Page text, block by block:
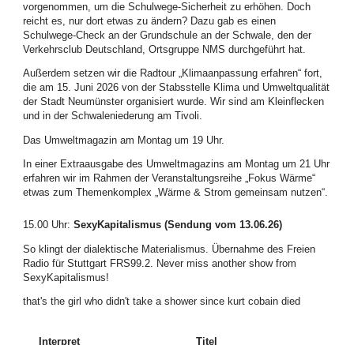
vorgenommen, um die Schulwege-Sicherheit zu erhöhen. Doch
reicht es, nur dort etwas zu ändern? Dazu gab es einen
Schulwege-Check an der Grundschule an der Schwale, den der
Verkehrsclub Deutschland, Ortsgruppe NMS durchgeführt hat.
Außerdem setzen wir die Radtour „Klimaanpassung erfahren“ fort,
die am 15. Juni 2026 von der Stabsstelle Klima und Umweltqualität
der Stadt Neumünster organisiert wurde. Wir sind am Kleinflecken
und in der Schwaleniederung am Tivoli.
Das Umweltmagazin am Montag um 19 Uhr.
In einer Extraausgabe des Umweltmagazins am Montag um 21 Uhr
erfahren wir im Rahmen der Veranstaltungsreihe „Fokus Wärme“
etwas zum Themenkomplex „Wärme & Strom gemeinsam nutzen“.
15.00 Uhr: SexyKapitalismus (Sendung vom 13.06.26)
So klingt der dialektische Materialismus. Übernahme des Freien
Radio für Stuttgart FRS99.2. Never miss another show from
SexyKapitalismus!
that's the girl who didn't take a shower since kurt cobain died
Interpret Titel